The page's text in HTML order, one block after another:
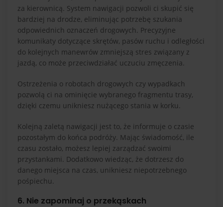
za kierownicą. System nawigacji pozwoli ci skupić się
bardziej na drodze, eliminując potrzebę szukania
odpowiednich oznaczeń drogowych. Precyzyjne
komunikaty dotyczące skrętów, pasów ruchu i odległości
do kolejnych manewrów zmniejszą stres związany z
jazdą, co może przeciwdziałać uczuciu zmęczenia.
Ostrzeżenia o robotach drogowych czy wypadkach
pozwolą ci na ominięcie wybranego fragmentu trasy,
dzięki czemu unikniesz nużącego stania w korku.
Kolejną zaletą nawigacji jest to, że informuje o czasie
pozostałym do końca podróży. Mając świadomość, ile
czasu zostało, możesz lepiej zarządzać swoimi
przystankami. Dodatkowo wiedząc, że dotrzesz do
danego miejsca na czas, unikniesz niepotrzebnego
pośpiechu.
6. Nie zapominaj o przekąskach